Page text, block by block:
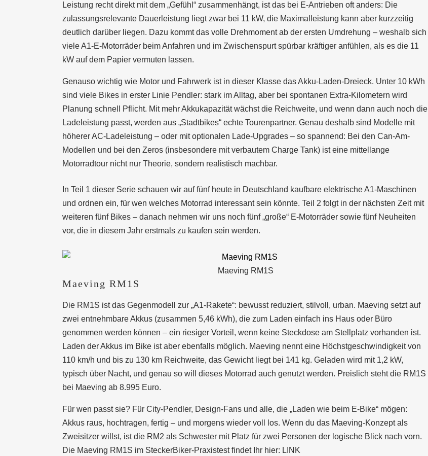
Leistung recht direkt mit dem „Gefühl“ zusammenhängt, ist das bei E-Antrieben oft anders: Die
zulassungsrelevante Dauerleistung liegt zwar bei 11 kW, die Maximalleistung kann aber kurzzeitig
deutlich darüber liegen. Dazu kommt das volle Drehmoment ab der ersten Umdrehung – weshalb sich
viele A1-E-Motorräder beim Anfahren und im Zwischenspurt spürbar kräftiger anfühlen, als es die 11
kW auf dem Papier vermuten lassen.
Genauso wichtig wie Motor und Fahrwerk ist in dieser Klasse das Akku-Laden-Dreieck. Unter 10 kWh
sind viele Bikes in erster Linie Pendler: stark im Alltag, aber bei spontanen Extra-Kilometern wird
Planung schnell Pflicht. Mit mehr Akkukapazität wächst die Reichweite, und wenn dann auch noch die
Ladeleistung passt, werden aus „Stadtbikes“ echte Tourenpartner. Genau deshalb sind Modelle mit
höherer AC-Ladeleistung – oder mit optionalen Lade-Upgrades – so spannend: Bei den Can-Am-
Modellen und bei den Zeros (insbesondere mit verbautem Charge Tank) ist eine mittellange
Motorradtour nicht nur Theorie, sondern realistisch machbar.
In Teil 1 dieser Serie schauen wir auf fünf heute in Deutschland kaufbare elektrische A1-Maschinen
und ordnen ein, für wen welches Motorrad interessant sein könnte. Teil 2 folgt in der nächsten Zeit mit
weiteren fünf Bikes – danach nehmen wir uns noch fünf „große“ E-Motorräder sowie fünf Neuheiten
vor, die in diesem Jahr erstmals zu kaufen sein werden.
Maeving RM1S
Maeving RM1S
Die RM1S ist das Gegenmodell zur „A1-Rakete“: bewusst reduziert, stilvoll, urban. Maeving setzt auf
zwei entnehmbare Akkus (zusammen 5,46 kWh), die zum Laden einfach ins Haus oder Büro
genommen werden können – ein riesiger Vorteil, wenn keine Steckdose am Stellplatz vorhanden ist.
Laden der Akkus im Bike ist aber ebenfalls möglich. Maeving nennt eine Höchstgeschwindigkeit von
110 km/h und bis zu 130 km Reichweite, das Gewicht liegt bei 141 kg. Geladen wird mit 1,2 kW,
typisch über Nacht, und genau so will dieses Motorrad auch genutzt werden. Preislich steht die RM1S
bei Maeving ab 8.995 Euro.
Für wen passt sie? Für City-Pendler, Design-Fans und alle, die „Laden wie beim E-Bike“ mögen:
Akkus raus, hochtragen, fertig – und morgens wieder voll los. Wenn du das Maeving-Konzept als
Zweisitzer willst, ist die RM2 als Schwester mit Platz für zwei Personen der logische Blick nach vorn.
Die Maeving RM1S im SteckerBiker-Praxistest findet Ihr hier: LINK